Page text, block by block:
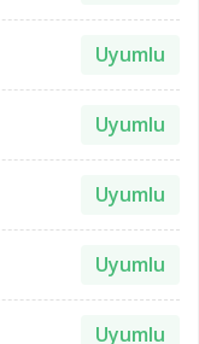
Uyumlu
Uyumlu
Uyumlu
Uyumlu
Uyumlu